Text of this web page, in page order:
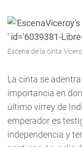
' id='6039381-
Escena de la cinta
La cinta se
importancia en
último virrey de
emperador es
independencia y